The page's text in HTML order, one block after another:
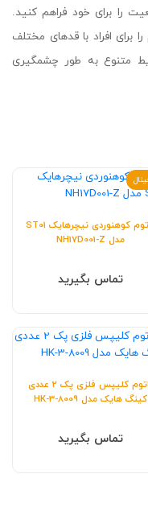
را برای خود فراهم کنید.
برای افراد با قدهای مختلف
متنوع به طور چشمگیری
باتوم کوهنوردی نیچرهایک ST01
مدل NH17D001-Z
تماس بگیرید
باتوم کلیپس فلزی پک 2 عددی
کینگ هایک مدل HK-3-8009
تماس بگیرید